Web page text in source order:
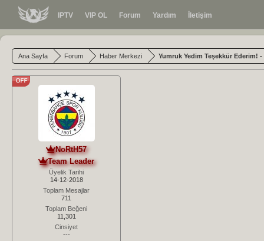
IPTV VIP OL Forum Yardım İletişim
Ana Sayfa Forum Haber Merkezi Yumruk Yedim Teşekkür Ederim! -
NoRtH57
Team Leader
Üyelik Tarihi
14-12-2018
Toplam Mesajlar
711
Toplam Beğeni
11,301
Cinsiyet
---